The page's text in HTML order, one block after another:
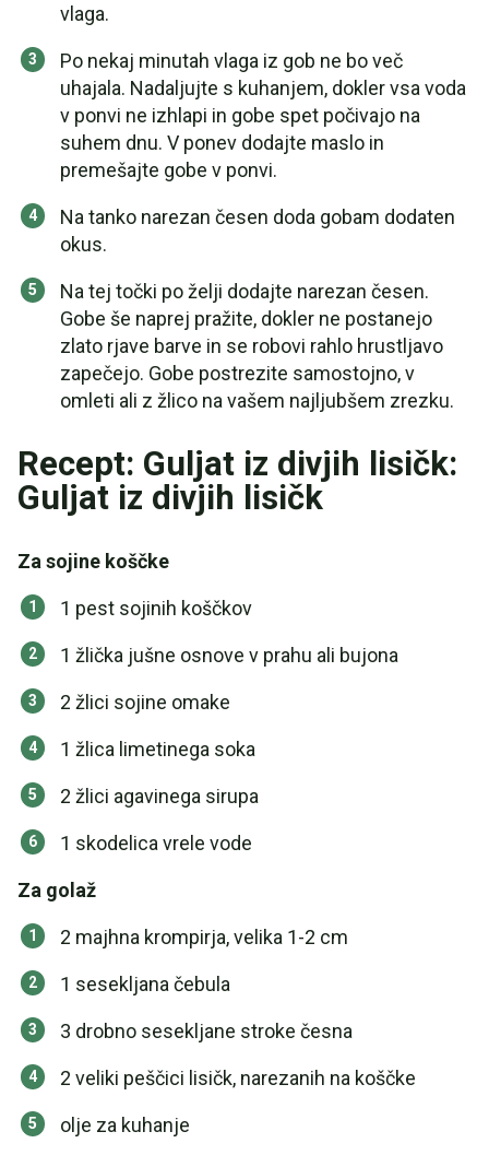
vlaga.
Po nekaj minutah vlaga iz gob ne bo več
uhajala. Nadaljujte s kuhanjem, dokler vsa voda
v ponvi ne izhlapi in gobe spet počivajo na
suhem dnu. V ponev dodajte maslo in
premešajte gobe v ponvi.
Na tanko narezan česen doda gobam dodaten
okus.
Na tej točki po želji dodajte narezan česen.
Gobe še naprej pražite, dokler ne postanejo
zlato rjave barve in se robovi rahlo hrustljavo
zapečejo. Gobe postrezite samostojno, v
omleti ali z žlico na vašem najljubšem zrezku.
Recept: Guljat iz divjih lisičk:
Guljat iz divjih lisičk
Za sojine koščke
1 pest sojinih koščkov
1 žlička jušne osnove v prahu ali bujona
2 žlici sojine omake
1 žlica limetinega soka
2 žlici agavinega sirupa
1 skodelica vrele vode
Za golaž
2 majhna krompirja, velika 1-2 cm
1 sesekljana čebula
3 drobno sesekljane stroke česna
2 veliki peščici lisičk, narezanih na koščke
olje za kuhanje